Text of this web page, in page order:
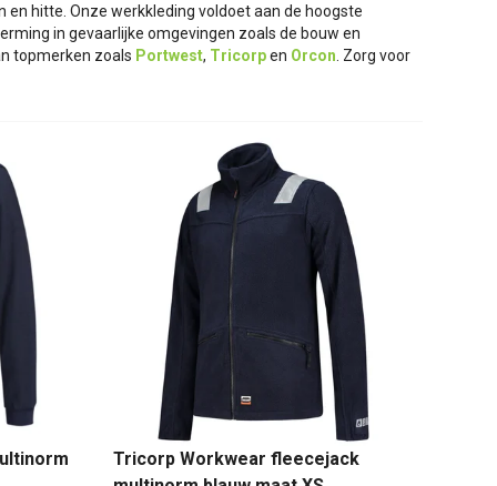
hitte. Onze werkkleding voldoet aan de hoogste
in gevaarlijke omgevingen zoals de bouw en
topmerken zoals Portwest, Tricorpen Orcon . Zorg voor
Tricorp Workwear fleecejack